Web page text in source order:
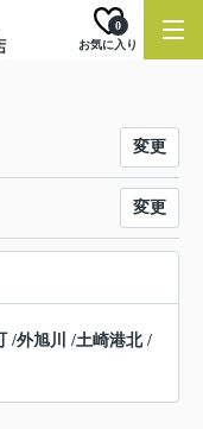
お気に入り
0
変更
変更
/外旭川 /土崎港北/